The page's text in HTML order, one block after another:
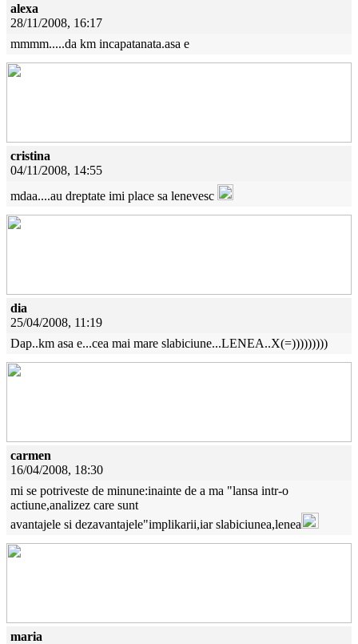
alexa
28/11/2008, 16:17
mmmm.....da km incapatanata.asa e
cristina
04/11/2008, 14:55
mdaa....au dreptate imi place sa lenevesc
dia
25/04/2008, 11:19
Dap..km asa e...cea mai mare slabiciune...LENEA..X(=)))))))))
carmen
16/04/2008, 18:30
mi se potriveste de minune:inainte de a ma "lansa intr-o
actiune,analizez care sunt
avantajele si dezavantajele"implikarii,iar slabiciunea,lenea
maria